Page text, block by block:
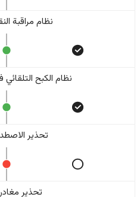
نظام مراقبة
نظام الكبح
تحذير
تحذير